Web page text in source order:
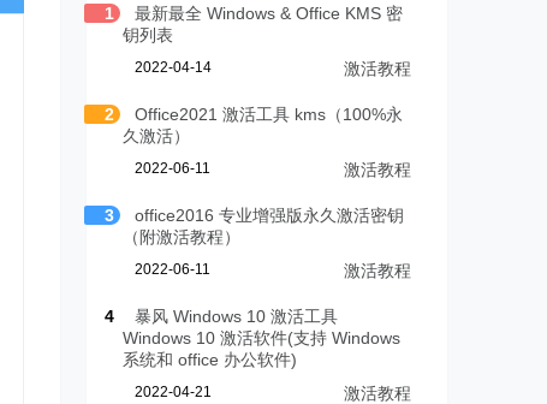
1
最新最全 Windows & Office KMS 密
钥列表
2022-04-14 激活教程
2
Office2021 激活工具 kms（100%永
久激活）
2022-06-11 激活教程
3
office2016 专业增强版永久激活密钥
（附激活教程）
2022-06-11 激活教程
4
暴风 Windows 10 激活工具
Windows 10 激活软件(支持 Windows
系统和 office 办公软件)
2022-04-21 激活教程